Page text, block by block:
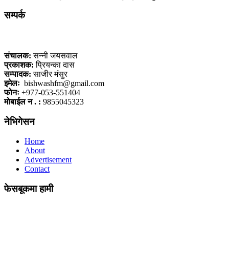
सम्पर्क
संचालक: सन्नी जयसवाल
प्रकाशक: प्रियन्का दास
सम्पादक: साजीर मंसुर
इमेलः bishwashfm@gmail.com
फोनः +977-053-551404
मोबाईल न . : 9855045323
नेभिगेसन
Home
About
Advertisement
Contact
फेसबूकमा हामी